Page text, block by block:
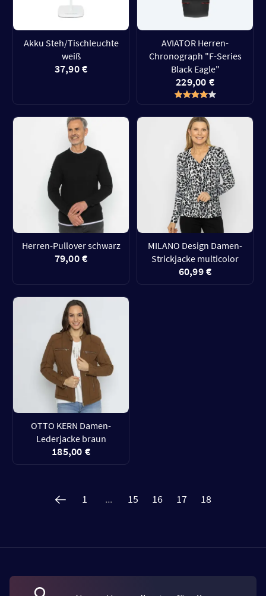
Akku Steh/Tischleuchte
weiß
37,90 €
AVIATOR Herren-
Chronograph "F-Series
Black Eagle"
229,00 €
Herren-Pullover schwarz
79,00 €
MILANO Design Damen-
Strickjacke multicolor
60,99 €
OTTO KERN Damen-
Lederjacke braun
185,00 €
1 ... 15 16 17 18